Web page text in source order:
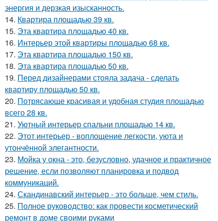
энергия и дерзкая изысканность.
14. Квартира площадью 39 кв.
15. Эта квартира площадью 40 кв.
16. Интерьер этой квартиры площадью 68 кв.
17. Эта квартира площадью 150 кв.
18. Эта квартира площадью 50 кв.
19. Перед дизайнерами стояла задача - сделать
квартиру площадью 50 кв.
20. Потрясающе красивая и удобная студия площадью
всего 28 кв.
21. Уютный интерьер спальни площадью 14 кв.
22. Этот интерьер - воплощение легкости, уюта и
утончённой элегантности.
23. Мойка у окна - это, безусловно, удачное и практичное
решение, если позволяют планировка и подвод
коммуникаций.
24. Скандинавский интерьер - это больше, чем стиль.
25. Полное руководство: как провести косметический
ремонт в доме своими руками